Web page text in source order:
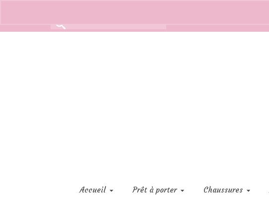
Rechercher :
Accueil Prêt à porter Chaussures